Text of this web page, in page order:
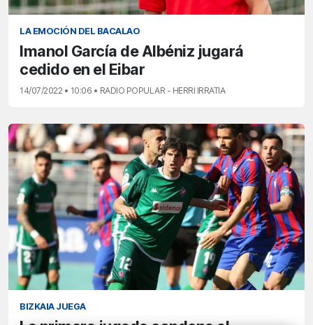
LA EMOCIÓN DEL BACALAO
Imanol García de Albéniz jugará
cedido en el Eibar
14/07/2022 • 10:06 • RADIO POPULAR - HERRI IRRATIA
BIZKAIA JUEGA